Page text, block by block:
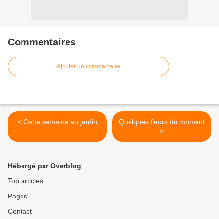
Commentaires
Ajouter un commentaire
< Cette semaine au jardin
Quelques fleurs du moment
>
Hébergé par Overblog
Top articles
Pages
Contact